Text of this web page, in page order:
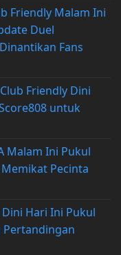
Friendly Malam Ini
Duel
Fans
Friendly Dini
untuk
Malam Ini Pukul
Memikat Pecinta
Hari Ini Pukul
Pertandingan